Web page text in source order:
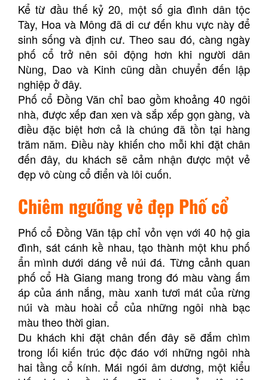
Kể từ đầu thế kỷ 20, một số gia đình dân tộc
Tày, Hoa và Mông đã di cư đến khu vực này để
sinh sống và định cư. Theo sau đó, càng ngày
phố cổ trở nên sôi động hơn khi người dân
Nùng, Dao và Kinh cũng dần chuyển đến lập
nghiệp ở đây.
Phố cổ Đồng Văn chỉ bao gồm khoảng 40 ngôi
nhà, được xếp đan xen và sắp xếp gọn gàng, và
điều đặc biệt hơn cả là chúng đã tồn tại hàng
trăm năm. Điều này khiến cho mỗi khi đặt chân
đến đây, du khách sẽ cảm nhận được một vẻ
đẹp vô cùng cổ điển và lôi cuốn.
Chiêm ngưỡng vẻ đẹp Phố cổ
Phố cổ Đồng Văn tập chỉ vỏn vẹn với 40 hộ gia
đình, sát cánh kề nhau, tạo thành một khu phố
ẩn mình dưới dáng vẻ núi đá. Từng cảnh quan
phố cổ Hà Giang mang trong đó màu vàng ấm
áp của ánh nắng, màu xanh tươi mát của rừng
núi và màu hoài cổ của những ngôi nhà bạc
màu theo thời gian.
Du khách khi đặt chân đến đây sẽ đắm chìm
trong lối kiến trúc độc đáo với những ngôi nhà
hai tầng cổ kính. Mái ngói âm dương, một kiểu